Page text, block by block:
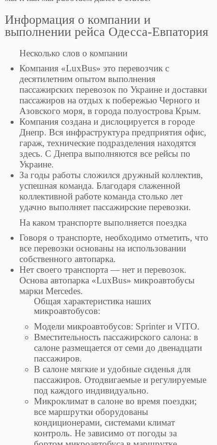
Информация о компании и
выполнении рейса Одесса-Евпатория
Несколько слов о компании
Компания «LuxBus» это перевозчик с
десятилетним опытом выполнения
пассажирских перевозок по Украине и доставки
пассажиров на отдых к побережью Черного и
Азовского моря, в города полуострова Крым.
Компания создана и дислоцируется в городе
Днепр. Вся инфраструктура предприятия офис,
гараж, технические подразделения находятся
здесь. С Днепра выполняются все рейсы по
Украине.
За годы работы сложился дружный коллектив,
успешная команда. Благодаря слаженной
коллективной работе команда столько лет
удачно выполняет пассажирские перевозки.
На каком транспорте выполняется поездка
Говоря о транспорте, необходимо отметить, что
все перевозки основаны на использовании
собственного автопарка.
Нет своего транспорта — нет и перевозок.
Основа автопарка «LuxBus» микроавтобусы
марки Mercedes.
Общая характеристика наших
микроавтобусов:
Модели микроавтобусов: Sprinter и VITO.
Вместительность пассажирского салона: в
салоне размещается от семи до двенадцати
пассажиров.
В салоне мягкие и удобные сиденья для
пассажиров. Отодвигаемые и регулируемые
под каждого индивидуально.
Микроклимат в салоне во время поездки;
все маршрутки оборудованы
кондиционерами, системами климат
контроль. Не зависимо от погоды за